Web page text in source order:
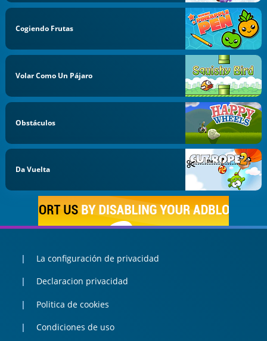
Cogiendo Frutas
Volar Como Un Pájaro
Obstáculos
Da Vuelta
La configuración de privacidad
Declaracion privacidad
Politica de cookies
Condiciones de uso